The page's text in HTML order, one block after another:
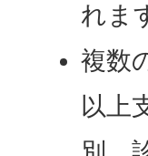
れま
複数
以上